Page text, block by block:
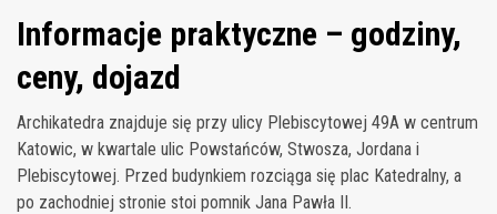
Informacje praktyczne – godziny,
ceny, dojazd
Archikatedra znajduje się przy ulicy Plebiscytowej 49A w centrum
Katowic, w kwartale ulic Powstańców, Stwosza, Jordana i
Plebiscytowej. Przed budynkiem rozciąga się plac Katedralny, a
po zachodniej stronie stoi pomnik Jana Pawła II.